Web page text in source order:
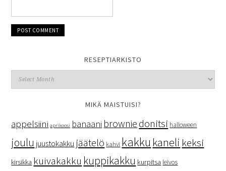
RESEPTIARKISTO
MIKÄ MAISTUISI?
appelsiini aprikoosi banaani brownie donitsi halloween
joulu juustokakku jäätelö kahvi kakku kaneli keksi
kirsikka kuivakakku kuppikakku kurpitsa leivos